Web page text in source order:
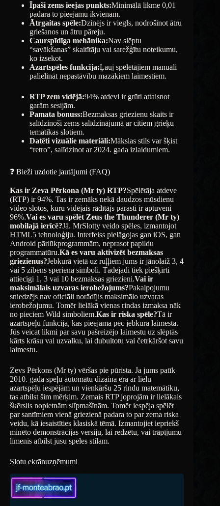
Īpaši zems ieejas punkts:Minimālā likme 0,01
padara to pieejamu ikvienam.
Ātrgaitas spēle:Dzinējs ir viegls, nodrošinot ātru
griešanos un ātru pāreju.
Caurspīdīga mehānika:Nav slēptu
“savākšanas” skaitītāju vai sarežģītu noteikumu,
ko izsekot.
Azartspēles funkcija:Ļauj spēlētājiem manuāli
palielināt nepastāvību mazākiem laimestiem.
RTP zem vidējā:94% atdevi ir grūti attaisnot
garām sesijām.
Pamata bonuss:Bezmaksas griezienu skaits ir
salīdzinoši zems salīdzinājumā ar citiem grieķu
tematikas slotiem.
Datēti vizuālie materiāli:Mākslas stils var šķist
“retro”, salīdzinot ar 2024. gada izlaidumiem.
❓ Bieži uzdotie jautājumi (FAQ)
Kas ir Zeva Pērkona (Mr ty) RTP?Spēlētāja atdeve
(RTP) ir 94%. Tas ir zemāks nekā daudzos mūsdienu
video slotos, kuru vidējais rādītājs parasti ir aptuveni
96%.Vai es varu spēlēt Zeus the Thunderer (Mr ty)
mobilajā ierīcē?Jā. MrSlotty veido spēles, izmantojot
HTML5 tehnoloģiju. Interfeiss pielāgojas gan iOS, gan
Android pārlūkprogrammām, neprasot papildu
programmatūru.Kā es varu aktivizēt bezmaksas
griezienus?Jebkurā vietā uz ruļļiem jums ir jānolaiž 3, 4
vai 5 zibens spēriena simboli. Tādējādi tiek piešķirti
attiecīgi 1, 3 vai 10 bezmaksas griezieni.Vai ir
maksimālais uzvaras ierobežojums?Pakalpojumu
sniedzējs nav oficiāli norādījis maksimālo uzvaras
ierobežojumu. Tomēr lielākā vienas rindas izmaksa nāk
no pieciem Wild simboliem.Kas ir riska spēle?Tā ir
azartspēļu funkcija, kas pieejama pēc jebkura laimesta.
Jūs veicat likmi par savu pašreizējo laimestu uz slēptās
kārts krāsu vai uzvalku, lai dubultotu vai četrkāršot savu
laimestu.
Zevs Pērkons (Mr ty) vēršas pie pūrista. Ja jums patīk
2010. gada spēļu automātu dizaina ēra ar lielu
azartspēļu iespējām un vienkāršu 25 rindu matemātiku,
tas atbilst šim mērķim. Zemais RTP joprojām ir lielākais
šķērslis nopietnām slīpmašīnām. Tomēr iespēja spēlēt
par santīmiem vienā griezienā padara to par zema riska
veidu, kā iesaistīties klasiskā tēmā. Izmantojiet iepriekš
minēto demonstrācijas versiju, lai redzētu, vai trāpījumu
līmenis atbilst jūsu spēles stilam.
Slotu ekrānuzņēmumi